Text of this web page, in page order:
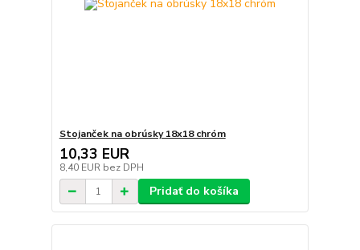
Stojanček na obrúsky 18x18 chróm
10,33 EUR
8,40 EUR bez DPH
Pridať do košíka